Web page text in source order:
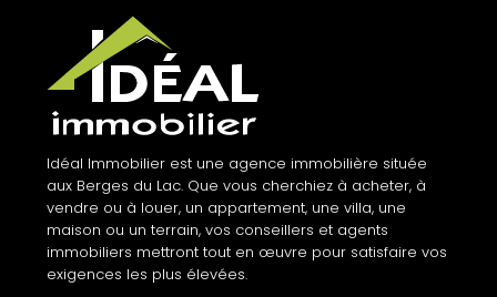
Idéal Immobilier est une agence immobilière située
aux Berges du Lac. Que vous cherchiez à acheter, à
vendre ou à louer, un appartement, une villa, une
maison ou un terrain, vos conseillers et agents
immobiliers mettront tout en œuvre pour satisfaire vos
exigences les plus élevées.